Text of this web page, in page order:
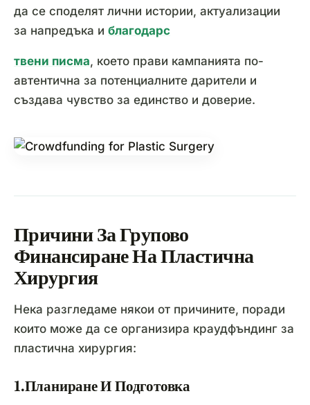
да се споделят лични истории, актуализации
за напредъка и благодарс
твени писма, което прави кампанията по-
автентична за потенциалните дарители и
създава чувство за единство и доверие.
Причини За Групово
Финансиране На Пластична
Хирургия
Нека разгледаме някои от причините, поради
които може да се организира краудфъндинг за
пластична хирургия:
1.Планиране И Подготовка